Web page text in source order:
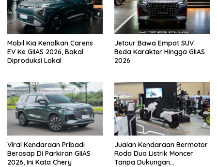
Mobil Kia Kenalkan Carens
EV Ke GIIAS 2026, Bakal
Diproduksi Lokal
Jetour Bawa Empat SUV
Beda Karakter Hingga GIIAS
2026
Viral Kendaraan Pribadi
Berasap Di Parkiran GIIAS
2026, Ini Kata Chery
Jualan Kendaraan Bermotor
Roda Dua Listrik Moncer
Tanpa Dukungan